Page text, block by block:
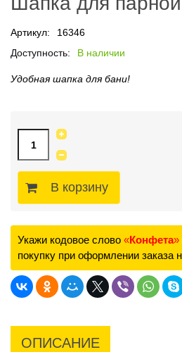
Артикул:
16346
Доступность:
В наличии
Удобная шапка для бани!
В корзину
Укажи кодовое слово «Конфета»
покупку при оформлении заказа
ОПИСАНИЕ